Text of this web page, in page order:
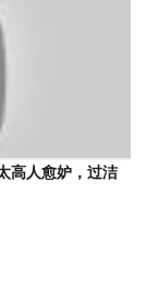
高人愈妒，过洁